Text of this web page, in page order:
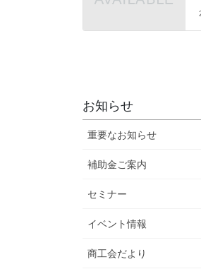
お知らせ
重要なお知らせ
補助金ご案内
セミナー
イベント情報
商工会だより